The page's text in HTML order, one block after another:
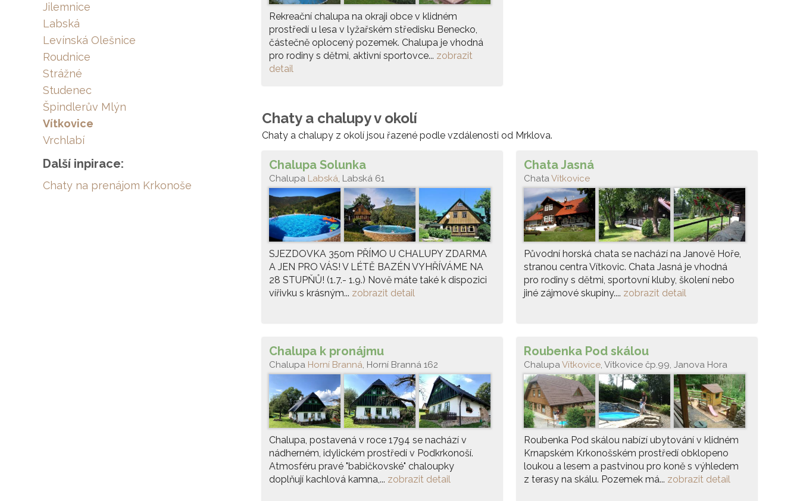
Rekreační chalupa na okraji obce v klidném
prostředí u lesa v lyžařském středisku Benecko,
částečně oplocený pozemek. Chalupa je vhodná
pro rodiny s dětmi, aktivní sportovce... zobrazit
detail
Chaty a chalupy v okolí
Chaty a chalupy z okolí jsou řazené podle vzdálenosti od Mrklova.
Chalupa Solunka
Chalupa Labská, Labská 61
SJEZDOVKA 350m PŘÍMO U CHALUPY ZDARMA
A JEN PRO VÁS! V LÉTĚ BAZÉN VYHŘÍVÁME NA
28 STUPŇŮ! (1.7.- 1.9.) Nově máte také k dispozici
vířivku s krásným... zobrazit detail
Chata Jasná
ChataVítkovice
Původní horská chata se nachází na Janově Hoře,
stranou centra Vítkovic. Chata Jasná je vhodná
pro rodiny s dětmi, sportovní kluby, školení nebo
jiné zájmové skupiny.... zobrazit detail
Chalupa k pronájmu
Chalupa Horní Branná, Horní Branná 162
Chalupa, postavená v roce 1794 se nachází v
nádherném, idylickém prostředí v Podkrkonoší.
Atmosféru pravé "babičkovské" chaloupky
doplňují kachlová kamna,... zobrazit detail
Roubenka Pod skálou
ChalupaVítkovice, Vítkovice čp.99, Janova Hora
Roubenka Pod skálou nabízí ubytování v klidném
Krnapském Krkonošském prostředí obklopeno
loukou a lesem a pastvinou pro koně s výhledem
z terasy na skálu. Pozemek má... zobrazit detail
Jilemnice
Labská
Levínská Olešnice
Roudnice
Strážné
Studenec
Špindlerův Mlýn
Vítkovice
Vrchlabí
Další inpirace:
Chaty na prenájom Krkonoše